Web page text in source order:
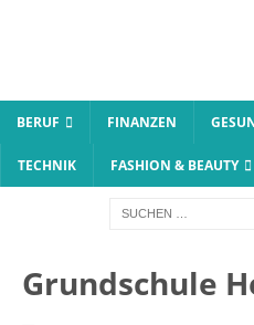
BERUF FINANZEN
TECHNIK FASHION & BEAUTY
Grundschule